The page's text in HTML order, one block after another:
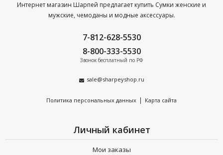
Интернет магазин Шарпей предлагает купить Сумки женские и
мужские, чемоданы и модные аксессуары.
7-812-628-5530
8-800-333-5530
Звонок бесплатный по РФ
sale@sharpeyshop.ru
Политика персональных данных | Карта сайта
Личный кабинет
Мои заказы